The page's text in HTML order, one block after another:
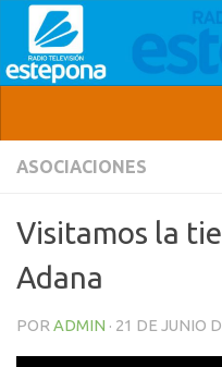
ASOCIACIONES
Visitamos la
Adana
POR ADMIN · 21 DE JUNIO